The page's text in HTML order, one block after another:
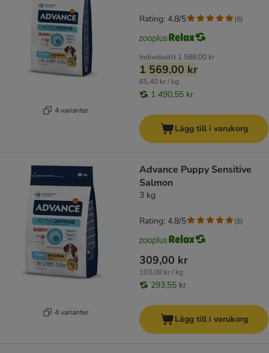
4 varianter
Individuellt 1 588,00 kr
1 569,00 kr
65,40 kr / kg
1 490,55 kr
Rating: 4.8/5 (8)
Lägg till i varukorg
4 varianter
Advance Puppy Sensitive
Salmon
3 kg
309,00 kr
103,00 kr / kg
293,55 kr
Rating: 4.8/5 (8)
Lägg till i varukorg